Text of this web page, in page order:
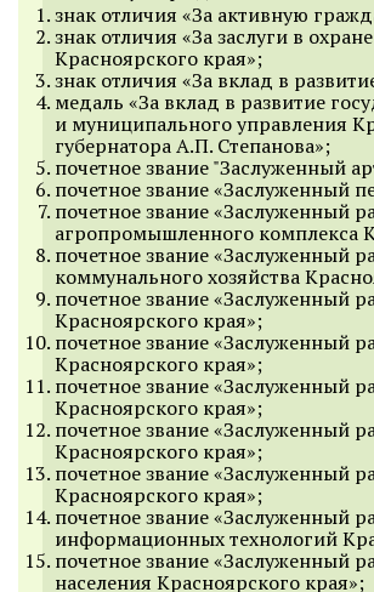
знак отличия «За активную
знак отличия «За заслуги в
Красноярского края»;
знак отличия «За вклад в
медаль «За вклад в развитие
и муниципального управления
губернатора А.П. Степанова»;
почетное звание "Заслуженный
почетное звание «Заслуженный
почетное звание «Заслуженный
агропромышленного комплекса
почетное звание «Заслуженный
коммунального хозяйства
почетное звание «Заслуженный
Красноярского края»;
почетное звание «Заслуженный
Красноярского края»;
почетное звание «Заслуженный
Красноярского края»;
почетное звание «Заслуженный
Красноярского края»;
почетное звание «Заслуженный
Красноярского края»;
почетное звание «Заслуженный
информационных технологий
почетное звание «Заслуженный
населения Красноярского края»;